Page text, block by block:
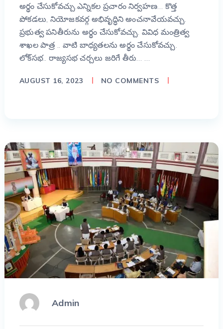
అర్థం చేసుకోవచ్చు.ఎన్నికల ప్రచారం నిర్వహణ… కొత్త
పోకడలు, నియోజకవర్గ అభివృద్ధిని అంచనావేయవచ్చు.
ప్రభుత్వ పనితీరును అర్థం చేసుకోవచ్చు. వివిధ మంత్రిత్వ
శాఖల పాత్ర .. వాటి బాధ్యతలను అర్థం చేసుకోవచ్చు.
లోక్‌సభ.. రాజ్యసభ చర్చలు జరిగే తీరు… …
AUGUST 16, 2023 NO COMMENTS
Admin